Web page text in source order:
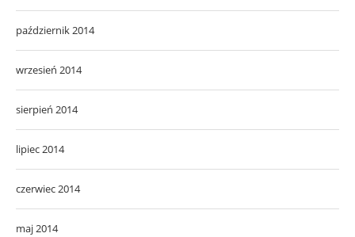
październik 2014
wrzesień 2014
sierpień 2014
lipiec 2014
czerwiec 2014
maj 2014